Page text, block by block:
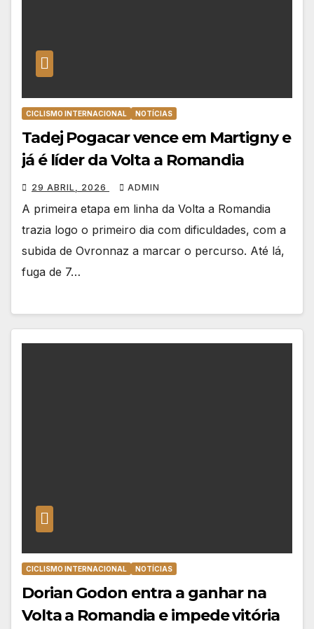
CICLISMO INTERNACIONAL NOTÍCIAS
Tadej Pogacar vence em Martigny e
já é líder da Volta a Romandia
29 ABRIL, 2026 ADMIN
A primeira etapa em linha da Volta a Romandia
trazia logo o primeiro dia com dificuldades, com a
subida de Ovronnaz a marcar o percurso. Até lá,
fuga de 7…
CICLISMO INTERNACIONAL NOTÍCIAS
Dorian Godon entra a ganhar na
Volta a Romandia e impede vitória